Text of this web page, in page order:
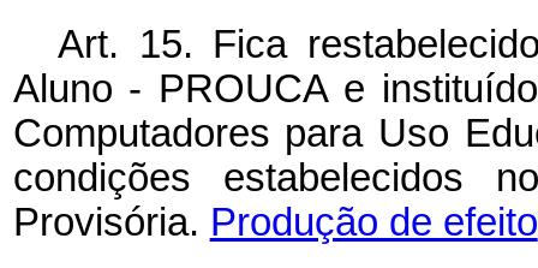
Art. 15. Fica
Aluno - PROUCA e
Computadores para Uso
condições estabelecidos
Provisória. Produção de efeito